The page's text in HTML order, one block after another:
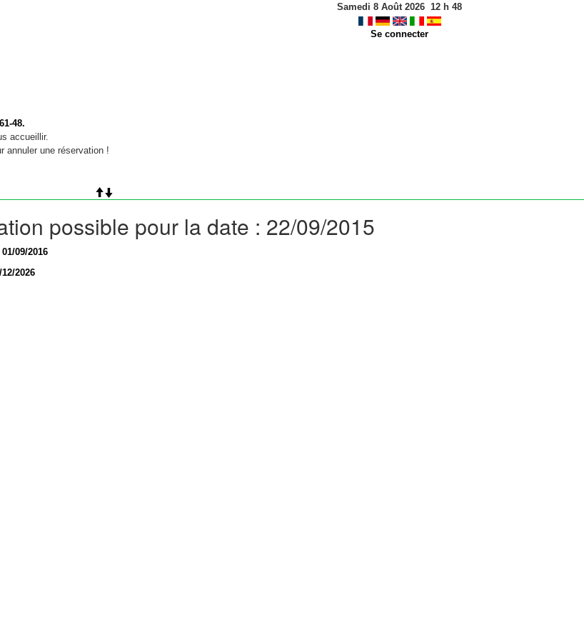
48.
accueillir.
annuler une réservation !
Samedi 8 Août 2026 12 h 48
Se connecter
possible pour la date : 22/09/2015
01/09/2016
12/2026